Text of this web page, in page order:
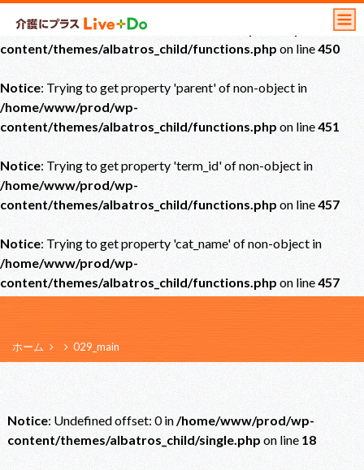
Notice: Undefined offset: 0 in
content/themes/albatros_child/functions.php on line450
Notice: Trying to get property 'parent' of non-object in
/home/www/prod/wp-
content/themes/albatros_child/functions.php on line451
Notice: Trying to get property 'term_id' of non-object in
/home/www/prod/wp-
content/themes/albatros_child/functions.php on line457
Notice: Trying to get property 'cat_name' of non-object in
/home/www/prod/wp-
content/themes/albatros_child/functions.php on line457
ホーム 029_main
Notice: Undefined offset: 0 in/home/www/prod/wp-
content/themes/albatros_child/single.php on line 18